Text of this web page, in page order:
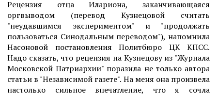
Рецензия отца Илариона, заканчивающаяся
оргвыводом (перевод Кузнецовой считать
"неудавшимся экспериментом" и "продолжать
пользоваться Синодальным переводом"), напомнила
Насоновой постановления Политбюро ЦК КПСС.
Надо сказать, что рецензия на Кузнецову из "Журнала
Московской Патриархии" поразила не только автора
статьи в "Независимой газете". На меня она произвела
настолько сильное впечатление, что я сочла